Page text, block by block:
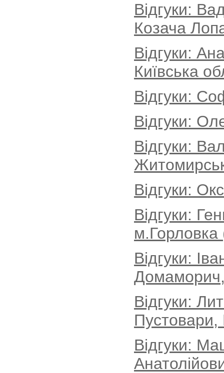
Відгуки:
Козача
Відгуки:
Київська
Відгуки:
Відгуки:
Відгуки:
Відгуки:
Відгуки:
Відгуки:
Домаморич,
Відгуки:
Пустовари,
Відгуки: